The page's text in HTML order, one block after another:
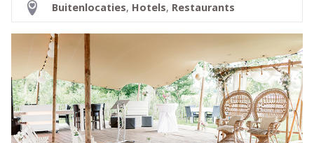
Buitenlocaties, Hotels, Restaurants